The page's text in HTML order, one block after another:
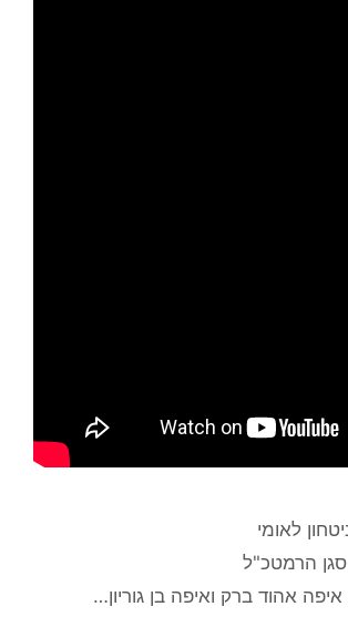
לאומי
סגן הרמטכ"ל
אהוד ברק ואיפה בן גוריון…